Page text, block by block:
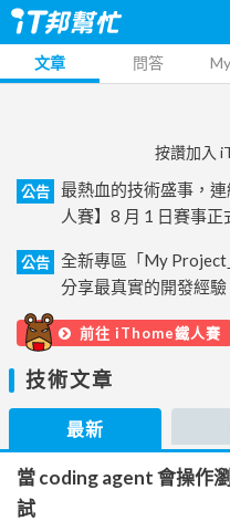
文章 問答
按讚加入
公告
最熱血的技術盛事，
人賽】8 月 1 日賽事正
公告
全新專區「My Project
分享最真實的開發經驗
前往 iThome鐵人賽
技術文章
最新
當 coding agent 會操作
試